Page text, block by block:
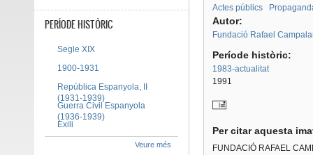
Actes públics
Autor:
Fundació Rafael
Període històric:
1983-actualitat
1991
Per citar aquesta
FUNDACIÓ RAFAEL
PERÍODE HISTÒRIC
Segle XIX
1900-1931
República Espanyola, II
(1931-1939)
Guerra Civil Espanyola
(1936-1939)
Exili
Veure més